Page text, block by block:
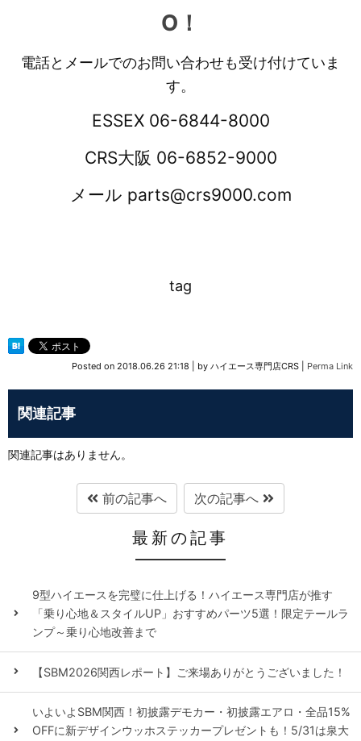
O！
電話とメールでのお問い合わせも受け付けていま
す。
ESSEX 06-6844-8000
CRS大阪 06-6852-9000
メール parts@crs9000.com
tag
Posted on 2018.06.26 21:18 by ハイエース専門店CRS Perma Link
関連記事
関連記事はありません。
前の記事へ 次の記事へ
最新の記事
9型ハイエースを完璧に仕上げる！ハイエース専門店が推す
「乗り心地＆スタイルUP」おすすめパーツ5選！限定テールラ
ンプ～乗り心地改善まで
【SBM2026関西レポート】ご来場ありがとうございました！
いよいよSBM関西！初披露デモカー・初披露エアロ・全品15%
OFFに新デザインウッホステッカープレゼントも！5/31は泉大